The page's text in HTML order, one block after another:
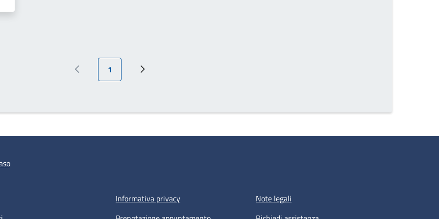
Pagina precedente
Pagina attuale
1
Prossima pagina
Informativa privacy
Note legali